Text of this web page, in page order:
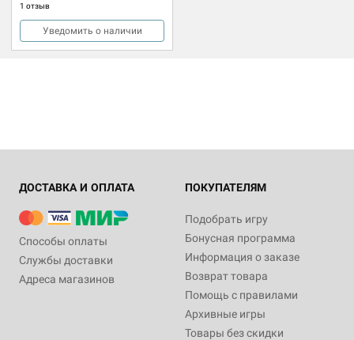
1 отзыв
Уведомить о наличии
ДОСТАВКА И ОПЛАТА
Способы оплаты
Службы доставки
Адреса магазинов
ПОКУПАТЕЛЯМ
Подобрать игру
Бонусная программа
Информация о заказе
Возврат товара
Помощь с правилами
Архивные игры
Товары без скидки